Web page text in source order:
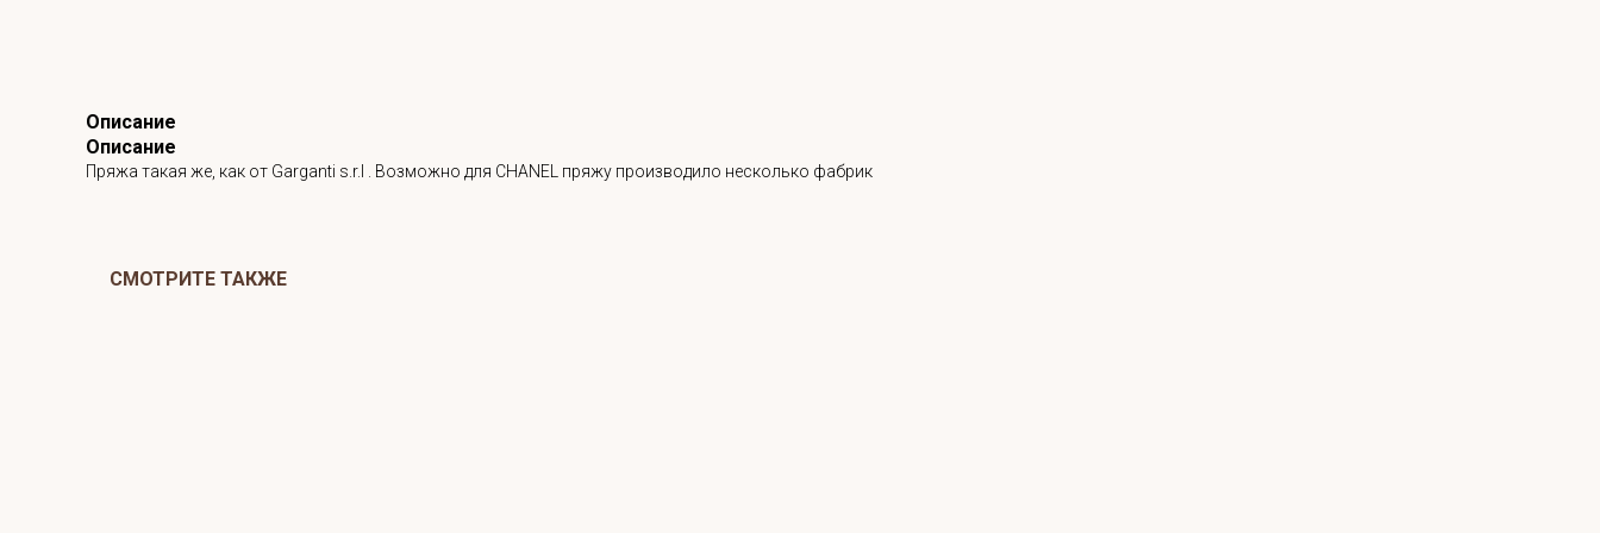
Описание
Описание
Пряжа такая же, как от Garganti s.r.l . Возможно для CHANEL пряжу производило несколько фабрик
СМОТРИТЕ ТАКЖЕ